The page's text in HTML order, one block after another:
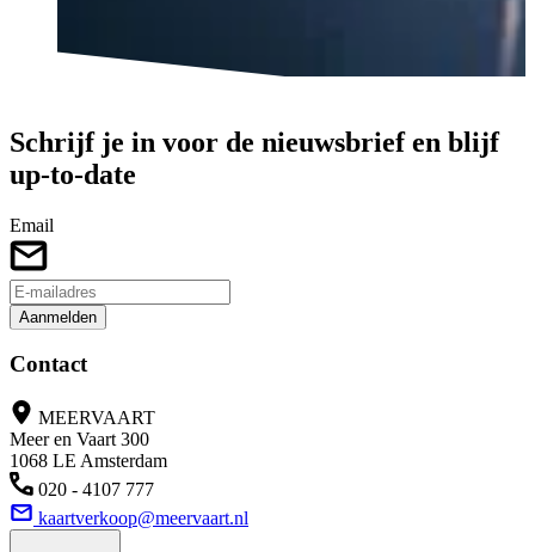
Schrijf je in voor de nieuwsbrief en blijf
up-to-date
Email
Aanmelden
Contact
MEERVAART
Meer en Vaart 300
1068 LE Amsterdam
020 - 4107 777
kaartverkoop@meervaart.nl